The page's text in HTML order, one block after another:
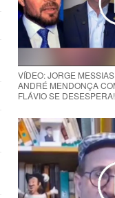
VÍDEO: JORGE
ANDRÉ MENDONÇA
FLÁVIO SE